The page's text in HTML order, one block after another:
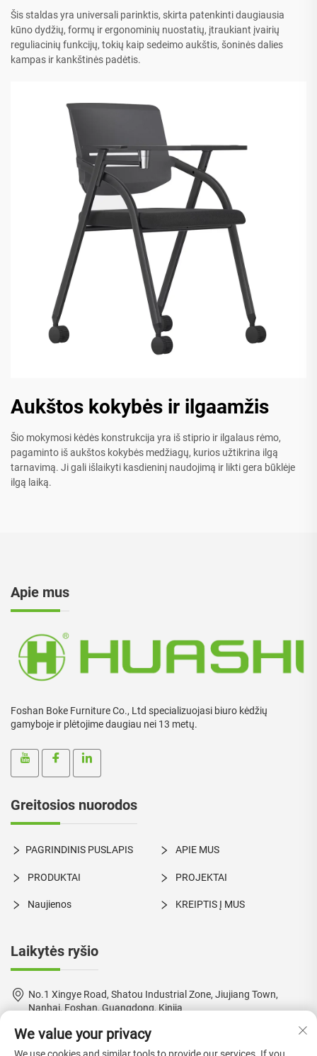
Šis staldas yra universali parinktis, skirta patenkinti daugiausia
kūno dydžių, formų ir ergonominių nuostatių, įtraukiant įvairių
reguliacinių funkcijų, tokių kaip sedeimo aukštis, šoninės dalies
kampas ir kankštinės padėtis.
Aukštos kokybės ir ilgaamžis
Šio mokymosi kėdės konstrukcija yra iš stiprio ir ilgalaus rėmo,
pagaminto iš aukštos kokybės medžiagų, kurios užtikrina ilgą
tarnavimą. Ji gali išlaikyti kasdieninį naudojimą ir likti gera būklėje
ilgą laiką.
Apie mus
Foshan Boke Furniture Co., Ltd specializuojasi biuro kėdžių
gamyboje ir plėtojime daugiau nei 13 metų.
Greitosios nuorodos
PAGRINDINIS PUSLAPIS APIE MUS
PRODUKTAI PROJEKTAI
Naujienos KREIPTIS Į MUS
Laikytės ryšio
No.1 Xingye Road, Shatou Industrial Zone, Jiujiang Town,
Nanhai, Foshan, Guangdong, Kinija
+86-18924550960
We value your privacy